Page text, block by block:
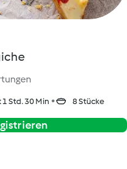
Std. 30 Min 8 Stücke